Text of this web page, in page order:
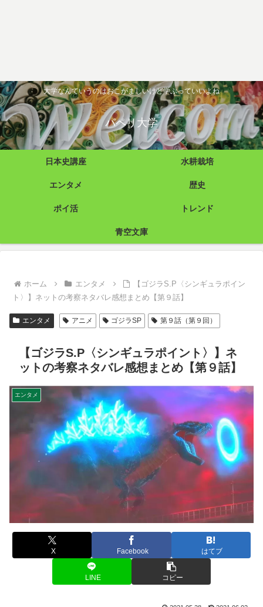
大学なんていうのはおこがましいけど学ぶっていいよね
パペリ大学
日本史講座 水耕栽培
エンタメ 歴史
ポイ活 トレンド
青空文庫
ホーム エンタメ
【ゴジラS.P〈シンギュラポイン
ト〉】ネットの考察ネタバレ感想まとめ【第９話】
エンタメ アニメ ゴジラSP 第９話（第９回）
【ゴジラS.P〈シンギュラポイント〉】ネ
ットの考察ネタバレ感想まとめ【第９話】
エンタメ
X Facebook はてブ
LINE コピー